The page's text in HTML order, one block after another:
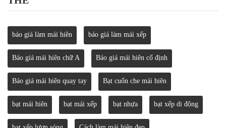
báo giá làm mái hiên báo giá làm mái xếp
Báo giá mái hiên chữ A Báo giá mái hiên cố định
Báo giá mái hiên quay tay Bạt cuốn che mái hiên
bạt mái hiên bạt mái xếp bạt nhựa bạt xếp di động